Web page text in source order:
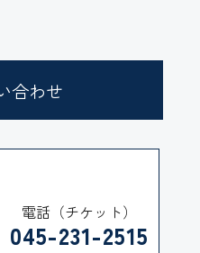
合わせ
電話（チケット）
045-231-2515